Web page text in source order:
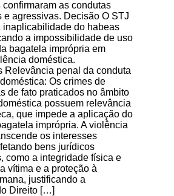
confirmaram as condutas
e agressivas. Decisão O STJ
inaplicabilidade do habeas
a impossibilidade de uso
bagatela imprópria em
doméstica.
Relevância penal da conduta
Os crimes de
de fato praticados no âmbito
possuem relevância
que impede a aplicação do
imprópria. A violência
os interesses
bens jurídicos
como a integridade física e
vítima e a proteção à
justificando a
Direito […]